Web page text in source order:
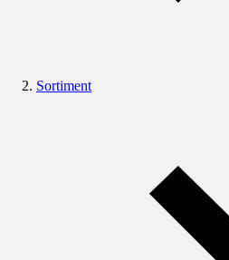
Sortiment